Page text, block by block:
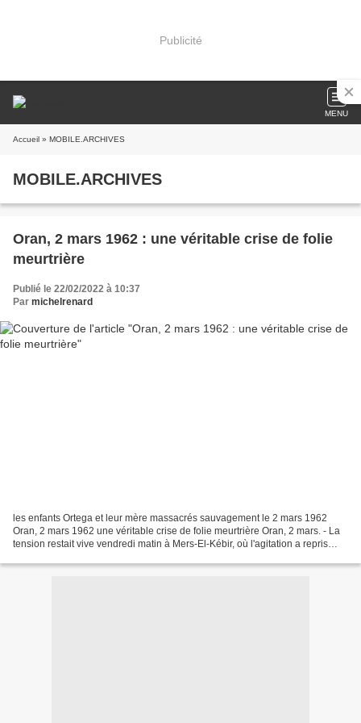
Publicité
MENU
Accueil » MOBILE.ARCHIVES
MOBILE.ARCHIVES
Oran, 2 mars 1962 : une véritable crise de folie
meurtrière
Publié le 22/02/2022 à 10:37
Par michelrenard
les enfants Ortega et leur mère massacrés sauvagement le 2 mars 1962
Oran, 2 mars 1962 une véritable crise de folie meurtrière Oran, 2 mars. - La
tension restait vive vendredi matin à Mers-El-Kébir, où l'agitation a repris